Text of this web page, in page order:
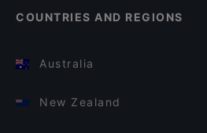
COUNTRIES AND REGIONS
Australia
New Zealand